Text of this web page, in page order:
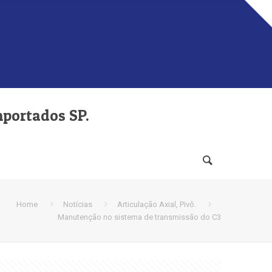
SP.
Home Notícias
Articulação Axial, Pivô.
Manutenção no sistema de transmissão do C3